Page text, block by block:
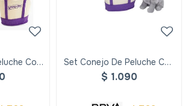
Con
Set Conejo De Peluche Con
Bolso De Paseo
$ 1.090